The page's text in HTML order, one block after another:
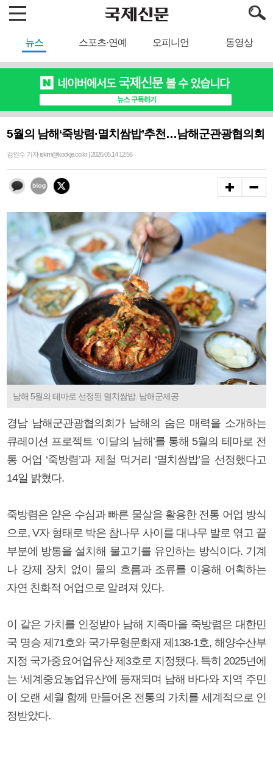
뉴스 스포츠·연예 오피니언 동영상
5월의 남해‘죽방렴·멸치쌈밥’추천…남해군관광협의회
김인수 기자 iskim@kookje.co.kr | 2026.05.14 12:56
남해 5월의 테마로 선정된 멸치쌈밥. 남해군제공
경남 남해군관광협의회가 남해의 숨은 매력을 소개하는
큐레이션 프로젝트 ‘이달의 남해’를 통해 5월의 테마로 전
통 어업 ‘죽방렴’과 제철 먹거리 ‘멸치쌈밥’을 선정했다고
14일 밝혔다.
죽방렴은 얕은 수심과 빠른 물살을 활용한 전통 어업 방식
으로, V자 형태로 박은 참나무 사이를 대나무 발로 엮고 끝
부분에 방통을 설치해 물고기를 유인하는 방식이다. 기계
나 강제 장치 없이 물의 흐름과 조류를 이용해 어획하는
자연 친화적 어업으로 알려져 있다.
이 같은 가치를 인정받아 남해 지족마을 죽방렴은 대한민
국 명승 제71호와 국가무형문화재 제138-1호, 해양수산부
지정 국가중요어업유산 제3호로 지정됐다. 특히 2025년에
는 ‘세계중요농업유산’에 등재되며 남해 바다와 지역 주민
이 오랜 세월 함께 만들어온 전통의 가치를 세계적으로 인
정받았다.